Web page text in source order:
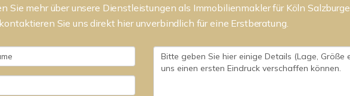
Sie mehr über unsere Dienstleistungen als Immobilienmakler für Köln
Sie uns direkt hier unverbindlich für eine Erstberatung.